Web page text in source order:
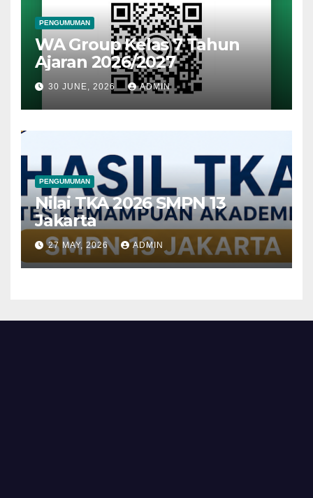
PENGUMUMAN
WA Group Kelas 7 Tahun
Ajaran 2026/2027
30 JUNE, 2026 ADMIN
PENGUMUMAN
Nilai TKA 2026 SMPN 13
Jakarta
27 MAY, 2026 ADMIN